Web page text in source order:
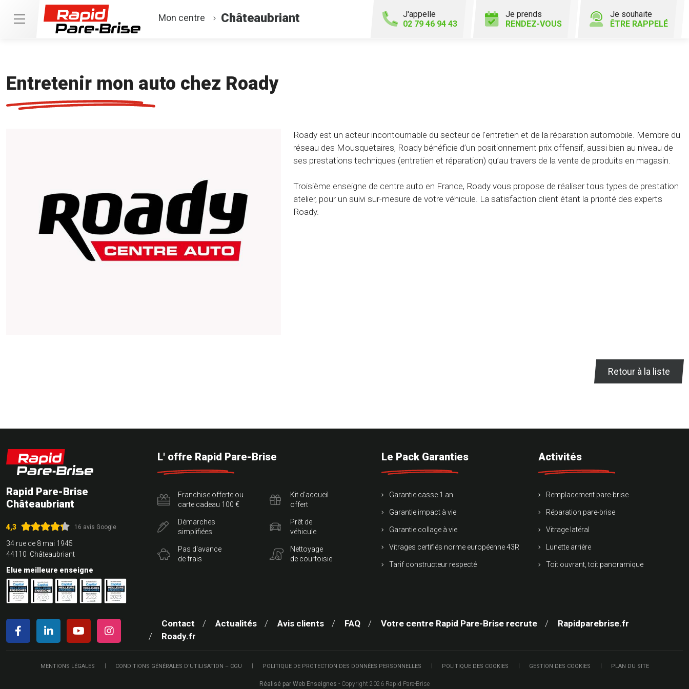
Mon centre Châteaubriant
J'appelle
02 79 46 94 43
Je prends
RENDEZ-VOUS
Je souhaite
ÊTRE RAPPELÉ
Entretenir mon auto chez Roady
Roady est un acteur incontournable du secteur de l'entretien et de la réparation automobile. Membre du
réseau des Mousquetaires, Roady bénéficie d’un positionnement prix offensif, aussi bien au niveau de
ses prestations techniques (entretien et réparation) qu’au travers de la vente de produits en magasin.
Troisième enseigne de centre auto en France, Roady vous propose de réaliser tous types de prestation
atelier, pour un suivi sur-mesure de votre véhicule. La satisfaction client étant la priorité des experts
Roady.
Retour à la liste
Rapid Pare-Brise
Châteaubriant
4,3 16 avis Google
34 rue de 8 mai 1945
44110 Châteaubriant
Elue meilleure enseigne
L' offre Rapid Pare-Brise
Franchise offerte ou
carte cadeau 100 €
Démarches
simplifiées
Pas d'avance
de frais
Kit d'accueil
offert
Prêt de
véhicule
Nettoyage
de courtoisie
Le Pack Garanties
Garantie casse 1 an
Garantie impact à vie
Garantie collage à vie
Vitrages certifiés norme européenne 43R
Tarif constructeur respecté
Activités
Remplacement pare-brise
Réparation pare-brise
Vitrage latéral
Lunette arrière
Toit ouvrant, toit panoramique
Contact Actualités Avis clients FAQ Votre centre Rapid Pare-Brise recrute
Rapidparebrise.fr
Roady.fr
MENTIONS LÉGALES CONDITIONS GÉNÉRALES D’UTILISATION – CGU POLITIQUE DE PROTECTION DES DONNÉES PERSONNELLES POLITIQUE DES COOKIES GESTION DES COOKIES PLAN DU SITE
Réalisé par Web Enseignes - Copyright 2026 Rapid Pare-Brise